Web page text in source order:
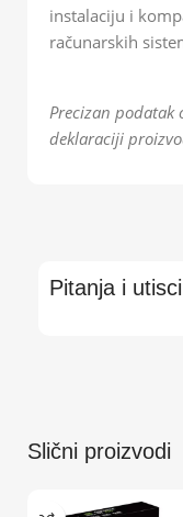
instalaciju i
računarskih
Precizan podatak
deklaraciji
Pitanja i
Slični proizvodi